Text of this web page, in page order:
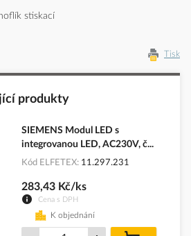
stiskací
Tisk
produkty
SIEMENS Modul LED s
integrovanou LED, AC230V, č...
Kód ELFETEX 11.297.231
Cena s DPH
283,43 Kč/ks
K objednání